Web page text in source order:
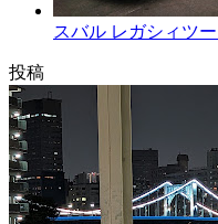
スバル レガシィツ
投稿